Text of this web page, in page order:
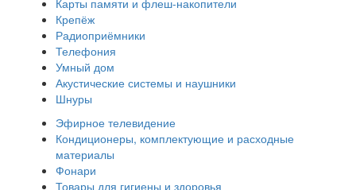
Крепёж
Радиоприёмники
Телефония
Умный дом
Акустические системы и наушники
Шнуры
Эфирное телевидение
Кондиционеры, комплектующие и расходные
материалы
Фонари
Товары для гигиены и здоровья